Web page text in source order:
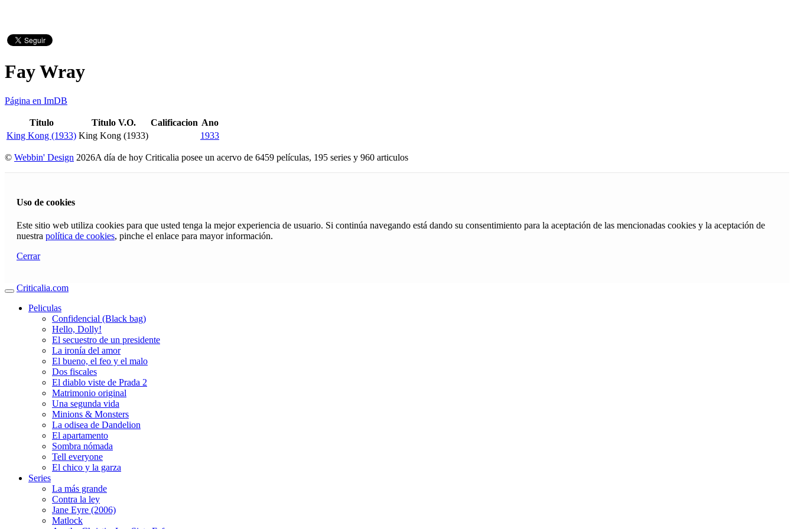
Fay Wray
Página en ImDB
Titulo Titulo V.O. Calificacion Ano
King Kong (1933) King Kong (1933) 1933
© Webbin' Design 2026A día de hoy Criticalia posee un acervo de 6459 películas, 195 series y 960 articulos
Uso de cookies
Este sitio web utiliza cookies para que usted tenga la mejor experiencia de usuario. Si continúa navegando está dando su consentimiento para la aceptación de las mencionadas cookies y la aceptación de
nuestra política de cookies, pinche el enlace para mayor información.
Cerrar
Criticalia.com
Peliculas
Confidencial (Black bag)
Hello, Dolly!
El secuestro de un presidente
La ironía del amor
El bueno, el feo y el malo
Dos fiscales
El diablo viste de Prada 2
Matrimonio original
Una segunda vida
Minions & Monsters
La odisea de Dandelion
El apartamento
Sombra nómada
Tell everyone
El chico y la garza
Series
La más grande
Contra la ley
Jane Eyre (2006)
Matlock